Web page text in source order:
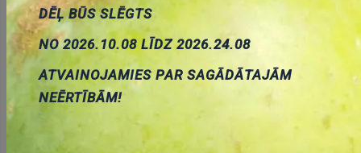
Pievienot
grozam
DĒĻ BŪS SLĒGTS
NO 2026.10.08 LĪDZ 2026.24.08
ATVAINOJAMIES PAR SAGĀDĀTAJĀM
NEĒRTĪBĀM!